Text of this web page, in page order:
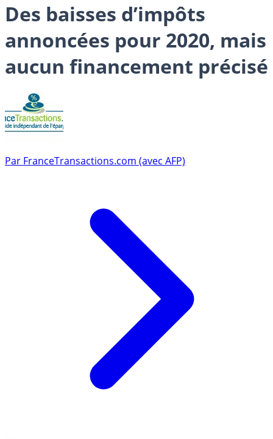
Des baisses d’impôts
annoncées pour 2020, mais
aucun financement précisé
Par FranceTransactions.com (avec AFP)